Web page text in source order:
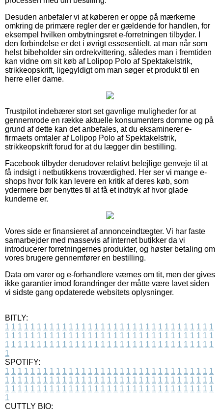
Desuden anbefaler vi at køberen er oppe på mærkerne
omkring de primære regler der er gældende for handlen, for
eksempel hvilken ombytningsret e-forretningen tilbyder. I
den forbindelse er det i øvrigt essesentielt, at man når som
helst bibeholder sin ordrekvittering, således man i fremtiden
kan vidne om sit køb af Lolipop Polo af Spektakelstrik,
strikkeopskrift, ligegyldigt om man søger et produkt til en
herre eller dame.
Trustpilot indebærer stort set gavnlige muligheder for at
gennemrode en række aktuelle konsumenters domme og på
grund af dette kan det anbefales, at du eksaminerer e-
firmaets omtaler af Lolipop Polo af Spektakelstrik,
strikkeopskrift forud for at du lægger din bestilling.
Facebook tilbyder derudover relativt belejlige genveje til at
få indsigt i netbutikkens troværdighed. Her ser vi mange e-
shops hvor folk kan levere en kritik af deres køb, som
ydermere bør benyttes til at få et indtryk af hvor glade
kunderne er.
Vores side er finansieret af annonceindtægter. Vi har faste
samarbejder med massevis af internet butikker da vi
introducerer forretningernes produkter, og høster betaling om
vores brugere gennemfører en bestilling.
Data om varer og e-forhandlere værnes om tit, men der gives
ikke garantier imod forandringer der måtte være lavet siden
vi sidste gang opdaterede websitets oplysninger.
BITLY:
1 1 1 1 1 1 1 1 1 1 1 1 1 1 1 1 1 1 1 1 1 1 1 1 1 1 1 1 1 1 1 1 1
1 1 1 1 1 1 1 1 1 1 1 1 1 1 1 1 1 1 1 1 1 1 1 1 1 1 1 1 1 1 1 1 1
1 1 1 1 1 1 1 1 1 1 1 1 1 1 1 1 1 1 1 1 1 1 1 1 1 1 1 1 1 1 1 1 1
1
SPOTIFY:
1 1 1 1 1 1 1 1 1 1 1 1 1 1 1 1 1 1 1 1 1 1 1 1 1 1 1 1 1 1 1 1 1
1 1 1 1 1 1 1 1 1 1 1 1 1 1 1 1 1 1 1 1 1 1 1 1 1 1 1 1 1 1 1 1 1
1 1 1 1 1 1 1 1 1 1 1 1 1 1 1 1 1 1 1 1 1 1 1 1 1 1 1 1 1 1 1 1 1
1
CUTTLY BIO: